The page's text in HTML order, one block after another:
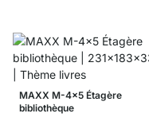
MAXX M-4x5 Étagère
bibliothèque